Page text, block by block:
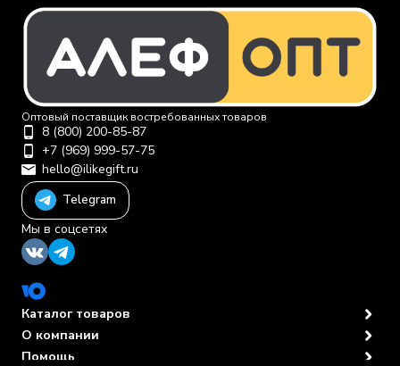
Оптовый поставщик востребованных товаров
8 (800) 200-85-87
+7 (969) 999-57-75
hello@ilikegift.ru
Telegram
Мы в соцсетях
Каталог товаров
О компании
Помощь